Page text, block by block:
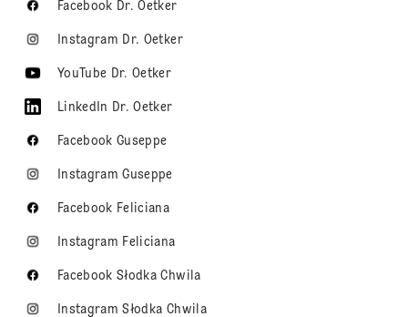
Facebook Dr. Oetker
Instagram Dr. Oetker
YouTube Dr. Oetker
LinkedIn Dr. Oetker
Facebook Guseppe
Instagram Guseppe
Facebook Feliciana
Instagram Feliciana
Facebook Słodka Chwila
Instagram Słodka Chwila